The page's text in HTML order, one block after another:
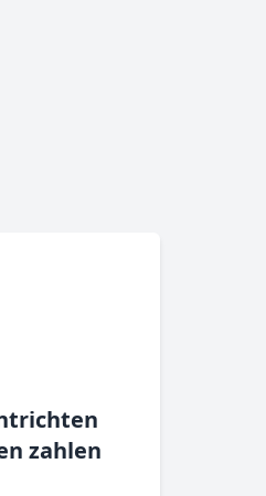
zahlen